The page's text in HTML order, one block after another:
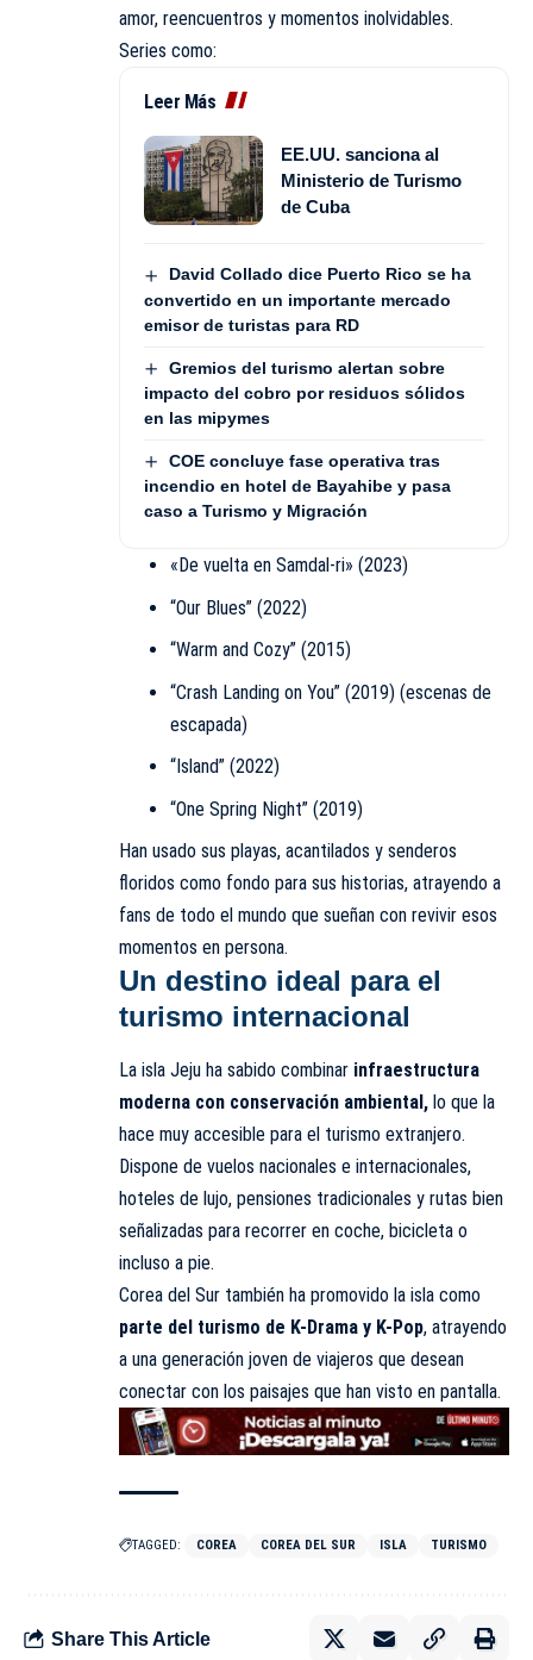
amor, reencuentros y momentos inolvidables.
Series como:
Leer Más
EE.UU. sanciona al
Ministerio de Turismo
de Cuba
David Collado dice Puerto Rico se ha
convertido en un importante mercado
emisor de turistas para RD
Gremios del turismo alertan sobre
impacto del cobro por residuos sólidos
en las mipymes
COE concluye fase operativa tras
incendio en hotel de Bayahibe y pasa
caso a Turismo y Migración
«De vuelta en Samdal-ri» (2023)
“Our Blues” (2022)
“Warm and Cozy” (2015)
“Crash Landing on You” (2019) (escenas de
escapada)
“Island” (2022)
“One Spring Night” (2019)
Han usado sus playas, acantilados y senderos
floridos como fondo para sus historias, atrayendo a
fans de todo el mundo que sueñan con revivir esos
momentos en persona.
Un destino ideal para el
turismo internacional
La isla Jeju ha sabido combinar infraestructura
moderna con conservación ambiental, lo que la
hace muy accesible para el turismo extranjero.
Dispone de vuelos nacionales e internacionales,
hoteles de lujo, pensiones tradicionales y rutas bien
señalizadas para recorrer en coche, bicicleta o
incluso a pie.
Corea del Sur también ha promovido la isla como
parte del turismo de K-Drama y K-Pop, atrayendo
a una generación joven de viajeros que desean
conectar con los paisajes que han visto en pantalla.
TAGGED: COREA COREA DEL SUR ISLA TURISMO
Share This Article